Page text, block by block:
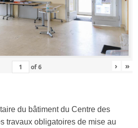
of6 › »
du bâtiment du Centre des
travaux obligatoires de mise au